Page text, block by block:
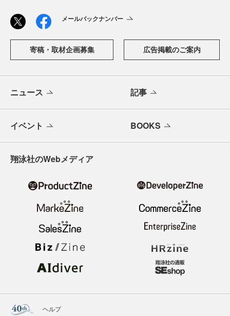
メールバックナンバー
寄稿・取材企画募集 広告掲載のご案内
ニュース 記事
イベント BOOKS
翔泳社のWebメディア
ヘルプ